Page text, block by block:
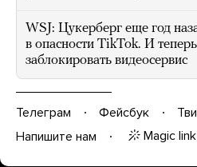
WSJ: Цукерберг еще год
в опасности TikTok. И
заблокировать видеосервис
Телеграм Фейсбук
Напишите нам
Magic link